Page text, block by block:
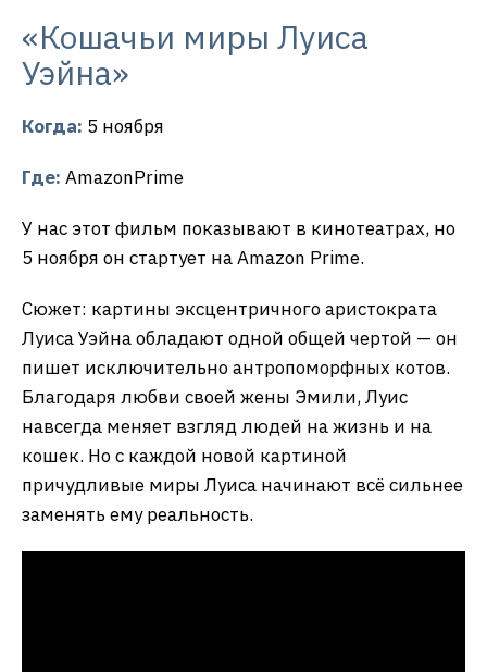
«Кошачьи миры Луиса
Уэйна»
Когда: 5 ноября
Где: AmazonPrime
У нас этот фильм показывают в кинотеатрах, но
5 ноября он стартует на Amazon Prime.
Сюжет: картины эксцентричного аристократа
Луиса Уэйна обладают одной общей чертой — он
пишет исключительно антропоморфных котов.
Благодаря любви своей жены Эмили, Луис
навсегда меняет взгляд людей на жизнь и на
кошек. Но с каждой новой картиной
причудливые миры Луиса начинают всё сильнее
заменять ему реальность.